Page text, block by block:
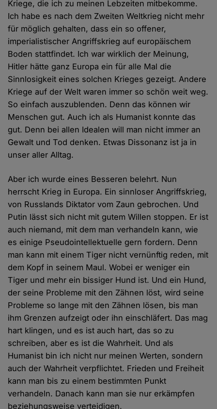
Kriege, die ich zu meinen Lebzeiten mitbekomme.
Ich habe es nach dem Zweiten Weltkrieg nicht mehr
für möglich gehalten, dass ein so offener,
imperialistischer Angriffskrieg auf europäischem
Boden stattfindet. Ich war wirklich der Meinung,
Hitler hätte ganz Europa ein für alle Mal die
Sinnlosigkeit eines solchen Krieges gezeigt. Andere
Kriege auf der Welt waren immer so schön weit weg.
So einfach auszublenden. Denn das können wir
Menschen gut. Auch ich als Humanist konnte das
gut. Denn bei allen Idealen will man nicht immer an
Gewalt und Tod denken. Etwas Dissonanz ist ja in
unser aller Alltag.
Aber ich wurde eines Besseren belehrt. Nun
herrscht Krieg in Europa. Ein sinnloser Angriffskrieg,
von Russlands Diktator vom Zaun gebrochen. Und
Putin lässt sich nicht mit gutem Willen stoppen. Er ist
auch niemand, mit dem man verhandeln kann, wie
es einige Pseudointellektuelle gern fordern. Denn
man kann mit einem Tiger nicht vernünftig reden, mit
dem Kopf in seinem Maul. Wobei er weniger ein
Tiger und mehr ein bissiger Hund ist. Und ein Hund,
der seine Probleme mit den Zähnen löst, wird seine
Probleme so lange mit den Zähnen lösen, bis man
ihm Grenzen aufzeigt oder ihn einschläfert. Das mag
hart klingen, und es ist auch hart, das so zu
schreiben, aber es ist die Wahrheit. Und als
Humanist bin ich nicht nur meinen Werten, sondern
auch der Wahrheit verpflichtet. Frieden und Freiheit
kann man bis zu einem bestimmten Punkt
verhandeln. Danach kann man sie nur erkämpfen
beziehungsweise verteidigen.